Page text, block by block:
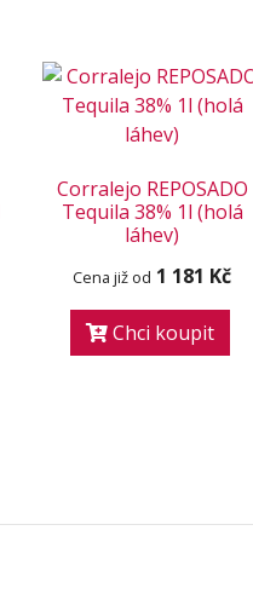
Corralejo REPOSADO
Tequila 38% 1l (holá
láhev)
Cena již od 1 181 Kč
Chci koupit